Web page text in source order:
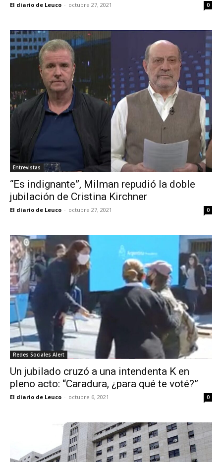
El diario de Leuco - octubre 27, 2021 0
Entrevistas
“Es indignante”, Milman repudió la doble
jubilación de Cristina Kirchner
El diario de Leuco - octubre 27, 2021 0
Redes Sociales Alert
Un jubilado cruzó a una intendenta K en
pleno acto: “Caradura, ¿para qué te voté?”
El diario de Leuco - octubre 6, 2021 0